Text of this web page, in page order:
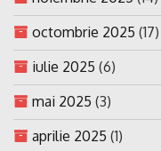
octombrie 2025 (17)
iulie 2025 (6)
mai 2025 (3)
aprilie 2025 (1)